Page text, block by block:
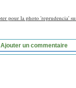
Ajouter un commentaire